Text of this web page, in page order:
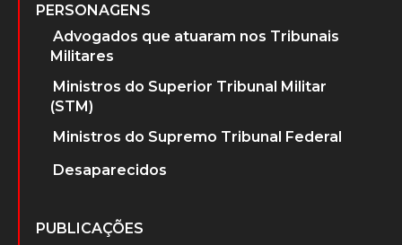
PERSONAGENS
Advogados que atuaram nos Tribunais
Militares
Ministros do Superior Tribunal Militar
(STM)
Ministros do Supremo Tribunal Federal
Desaparecidos
PUBLICAÇÕES